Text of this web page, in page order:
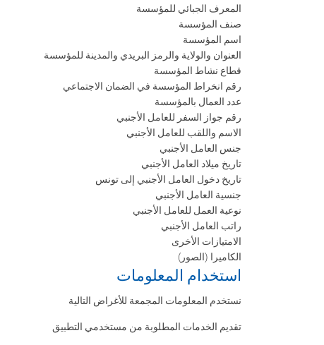
المعرف الجبائي للمؤسسة
صنف المؤسسة
اسم المؤسسة
العنوان والولاية والرمز البريدي والمدينة للمؤسسة
قطاع نشاط المؤسسة
رقم انخراط المؤسسة في الضمان الاجتماعي
عدد العمال بالمؤسسة
رقم جواز السفر للعامل الأجنبي
الاسم واللقب للعامل الأجنبي
جنس العامل الأجنبي
تاريخ ميلاد العامل الأجنبي
تاريخ دخول العامل الأجنبي إلى تونس
جنسية العامل الأجنبي
نوعية العمل للعامل الأجنبي
راتب العامل الأجنبي
الامتيازات الأخرى
الكاميرا (الصور)
استخدام المعلومات
نستخدم المعلومات المجمعة للأغراض التالية
تقديم الخدمات المطلوبة من مستخدمي التطبيق